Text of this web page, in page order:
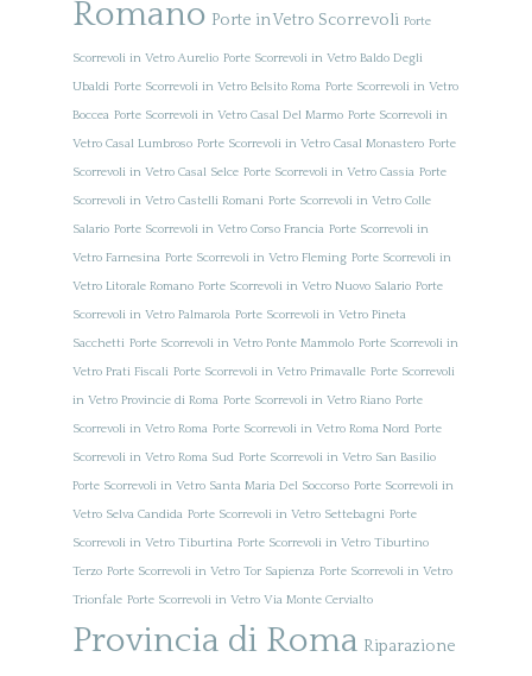
Romano Porte in Vetro Scorrevoli Porte
Scorrevoli in Vetro Aurelio Porte Scorrevoli in Vetro Baldo Degli
Ubaldi Porte Scorrevoli in Vetro Belsito Roma Porte Scorrevoli in Vetro
Boccea Porte Scorrevoli in Vetro Casal Del Marmo Porte Scorrevoli in
Vetro Casal Lumbroso Porte Scorrevoli in Vetro Casal Monastero Porte
Scorrevoli in Vetro Casal Selce Porte Scorrevoli in Vetro Cassia Porte
Scorrevoli in Vetro Castelli Romani Porte Scorrevoli in Vetro Colle
Salario Porte Scorrevoli in Vetro Corso Francia Porte Scorrevoli in
Vetro Farnesina Porte Scorrevoli in Vetro Fleming Porte Scorrevoli in
Vetro Litorale Romano Porte Scorrevoli in Vetro Nuovo Salario Porte
Scorrevoli in Vetro Palmarola Porte Scorrevoli in Vetro Pineta
Sacchetti Porte Scorrevoli in Vetro Ponte Mammolo Porte Scorrevoli in
Vetro Prati Fiscali Porte Scorrevoli in Vetro Primavalle Porte Scorrevoli
in Vetro Provincie di Roma Porte Scorrevoli in Vetro Riano Porte
Scorrevoli in Vetro Roma Porte Scorrevoli in Vetro Roma Nord Porte
Scorrevoli in Vetro Roma Sud Porte Scorrevoli in Vetro San Basilio
Porte Scorrevoli in Vetro Santa Maria Del Soccorso Porte Scorrevoli in
Vetro Selva Candida Porte Scorrevoli in Vetro Settebagni Porte
Scorrevoli in Vetro Tiburtina Porte Scorrevoli in Vetro Tiburtino
Terzo Porte Scorrevoli in Vetro Tor Sapienza Porte Scorrevoli in Vetro
Trionfale Porte Scorrevoli in Vetro Via Monte Cervialto
Provincia di Roma Riparazione